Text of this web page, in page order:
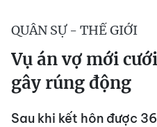
QUÂN SỰ - THẾ GIỚI
Vụ án vợ mới
gây rúng động
Sau khi kết hôn được